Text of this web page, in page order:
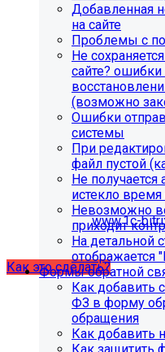
экспертов вместо
регулярные обновления
быстрее реагируем на
уязвимостей, а вам не
поиск, обучение и
Проверьте
обновлений!
Из-за неправильного
некорректно
Убедитесь, что в
указан адрес:www.1c-
Затем запустите
обновлений».
Как это сделать?
Добавленная
на сайте
Проблемы с
Не
сайте?
(возможно
Ошибки
системы
При
файл пустой
Не получается
истекло время
Невозможно
приходит
На детальной
отображается
Формы обратной
Как добавить
ФЗ в форму
обращения
Как добавить